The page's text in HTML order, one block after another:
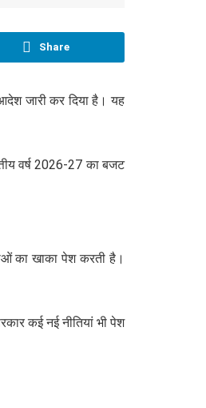
Share
जारी कर दिया है। यह
वर्ष 2026-27 का बजट
का खाका पेश करती है।
कई नई नीतियां भी पेश